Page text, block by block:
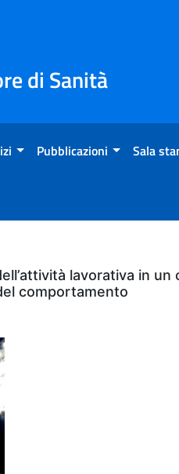
di Sanità
Pubblicazioni Sala
lavorativa in
comportamento